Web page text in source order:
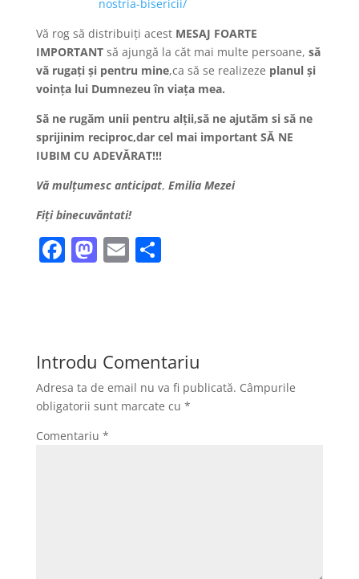
nostria-bisericii/
Vă rog să distribuiți acest MESAJ FOARTE
IMPORTANTsă ajungă la căt mai multe persoane, să
vă rugați și pentru mine,ca să se realizeze planul și
voința lui Dumnezeu în viața mea.
Să ne rugăm unii pentru alții,să ne ajutăm si să ne
sprijinim reciproc,dar cel mai important SĂ NE
IUBIM CU ADEVĂRAT!!!
Vă mulțumesc anticipat, Emilia Mezei
Fiți binecuvăntati!
F
b
o
o
k
M
d
o
n
E P
a
z
ă
Introdu Comentariu
Adresa ta de email nu va fi publicată. Câmpurile
obligatorii sunt marcate cu *
Comentariu *